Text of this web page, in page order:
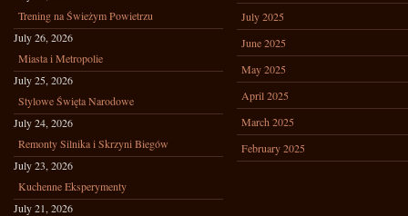
Trening na Świeżym Powietrzu
July 26, 2026
Miasta i Metropolie
July 25, 2026
Stylowe Święta Narodowe
July 24, 2026
Remonty Silnika i Skrzyni Biegów
July 23, 2026
Kuchenne Eksperymenty
July 21, 2026
July 2025
June 2025
May 2025
April 2025
March 2025
February 2025